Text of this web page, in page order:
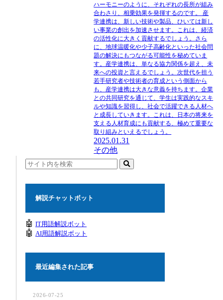
ハーモニーのように、それぞれの長所が組み
合わさり、相乗効果を発揮するのです。 産
学連携は、新しい技術や製品、ひいては新し
い事業の創出を加速させます。これは、経済
の活性化に大きく貢献するでしょう。さら
に、地球温暖化や少子高齢化といった社会問
題の解決にもつながる可能性を秘めていま
す。産学連携は、単なる協力関係を超え、未
来への投資と言えるでしょう。次世代を担う
若手研究者や技術者の育成という側面から
も、産学連携は大きな意義を持ちます。企業
との共同研究を通じて、学生は実践的なスキ
ルや知識を習得し、社会で活躍できる人材へ
と成長していきます。これは、日本の将来を
支える人材育成にも貢献する、極めて重要な
取り組みといえるでしょう。
2025.01.31
その他
解説チャットボット
🤖 IT用語解説ボット
🤖 AI用語解説ボット
最近編集された記事
2026-07-25